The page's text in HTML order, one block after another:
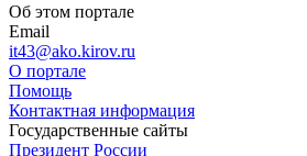
Об этом портале
Email
it43@ako.kirov.ru
О портале
Помощь
Контактная информация
Государственные сайты
Президент России